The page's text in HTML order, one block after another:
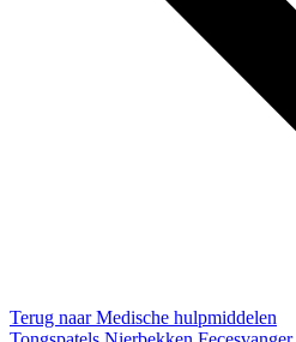
Terug naar Medische hulpmiddelen